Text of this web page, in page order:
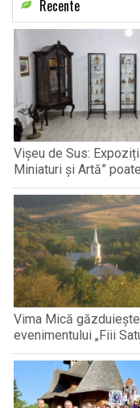
Recente
Vișeu de Sus:
Miniaturi și Artă”
Vima Mică
evenimentului „Fiii